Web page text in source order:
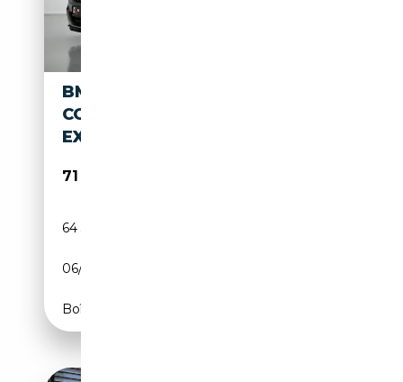
BMW M850 8-SERIE GRAN
COUPÉ M850I XDRIVE HIGH
EXECUTIVE |PA
71 950€
64 343 km
06/2022
Boîte automatique